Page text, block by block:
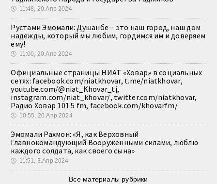
🕔 11:48, 20.Апр 2024
Рустами Эмомали: Душанбе – это наш город, наш дом
надежды, который мы любим, гордимся им и доверяем
ему!
🕔 11:00, 20.Апр 2024
Официальные страницы НИАТ «Ховар» в социальных
сетях: facebook.com/niatkhovar, t.me/niatkhovar,
youtube.com/@niat_Khovar_tj,
instagram.com/niat_khovar/, twitter.com/niatkhovar,
Радио Ховар 101.5 fm, facebook.com/khovarfm/
🕔 10:55, 20.Апр 2024
Эмомали Рахмон: «Я, как Верховный
Главнокомандующий Вооружёнными силами, люблю
каждого солдата, как своего сына»
🕔 11:51, 3.Апр 2024
Все материалы рубрики